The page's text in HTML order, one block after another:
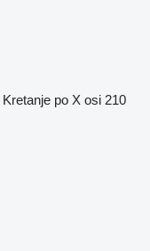
Kretanje po X osi 210